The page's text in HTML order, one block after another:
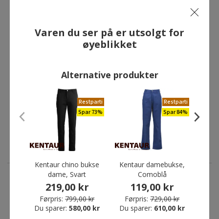
ANDRE HAR OGSÅ KJØPT
Varen du ser på er utsolgt for
øyeblikket
Alternative produkter
Restparti
Spar 73%
Kentaur chino bukse
dame, Svart
219,00 kr
Førpris: 799,00 kr
Du sparer: 580,00 kr
Restparti
Spar 84%
Kentaur damebukse,
Comoblå
119,00 kr
Førpris: 729,00 kr
Du sparer: 610,00 kr